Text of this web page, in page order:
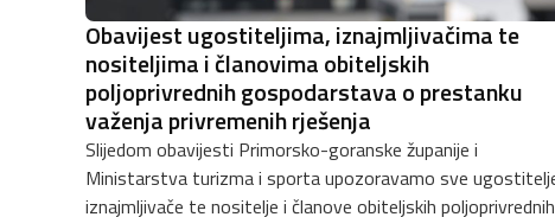
Obavijest ugostiteljima, iznajmljivačima te
nositeljima i članovima obiteljskih
poljoprivrednih gospodarstava o prestanku
važenja privremenih rješenja
Slijedom obavijesti Primorsko-goranske županije i
Ministarstva turizma i sporta upozoravamo sve ugostitelje,
iznajmljivače te nositelje i članove obiteljskih poljoprivrednih